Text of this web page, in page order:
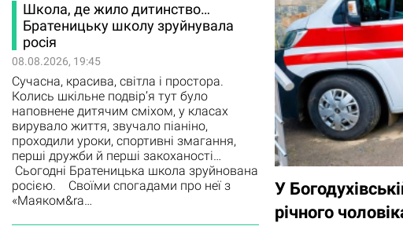
Школа, де жило дитинство…
Братеницьку школу зруйнувала
росія
08.08.2026, 19:45
Сучасна, красива, світла і простора.
Колись шкільне подвір’я тут було
наповнене дитячим сміхом, у класах
вирувало життя, звучало піаніно,
проходили уроки, спортивні змагання,
перші дружби й перші закоханості…
Сьогодні Братеницька школа зруйнована
росією. Своїми спогадами про неї з
«Маяком&ra…
У
річного